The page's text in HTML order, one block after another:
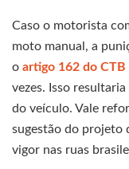
Caso o motorista
moto manual, a
o artigo 162 do CTB
vezes. Isso resultaria
do veículo. Vale
sugestão do projeto
vigor nas ruas